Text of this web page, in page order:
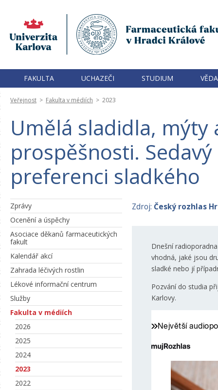
FAKULTA UCHAZEČI STUDIUM
Veřejnost > Fakulta v médiích > 2023
Umělá sladidla, mýty
prospěšnosti.
preferenci sladkého
Zprávy
Ocenění a úspěchy
Asociace děkanů farmaceutických
fakult
Kalendář akcí
Zahrada léčivých rostlin
Lékové informační centrum
Služby
Fakulta v médiích
2026
2025
2024
2023
2022
Zdroj: Český rozhlas
Dnešní
vhodná, jaké jsou
sladké nebo jí
Pozvání do studia
Karlovy.